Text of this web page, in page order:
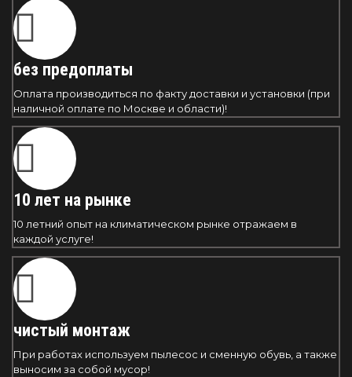
без предоплаты
Оплата производиться по факту доставки и установки (при
наличной оплате по Москве и области)!
10 лет на рынке
10 летний опыт на климатическом рынке отражаем в
каждой услуге!
чистый монтаж
При работах используем пылесос и сменную обувь, а также
выносим за собой мусор!